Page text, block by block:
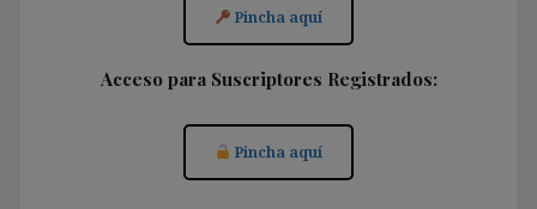
Pincha aquí
Acceso para Suscriptores Registrados:
Pincha aquí